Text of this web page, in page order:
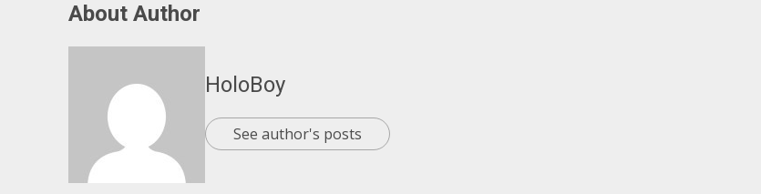
About Author
HoloBoy
See author's posts